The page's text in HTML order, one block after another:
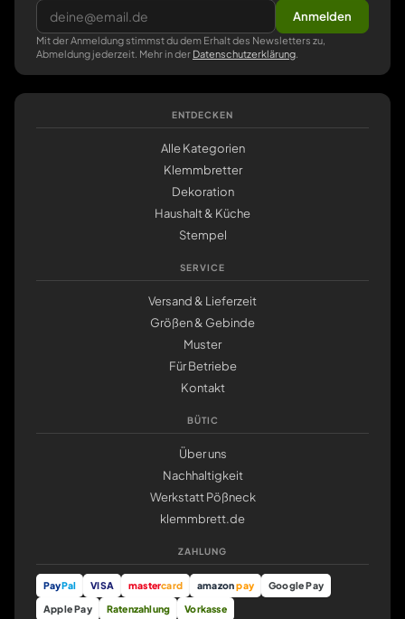
Anmelden
Mit der Anmeldung stimmst du dem Erhalt des Newsletters zu,
Abmeldung jederzeit. Mehr in der Datenschutzerklärung
ENTDECKEN
Alle Kategorien
Klemmbretter
Dekoration
Haushalt & Küche
Stempel
SERVICE
Versand & Lieferzeit
Größen & Gebinde
Muster
Für Betriebe
Kontakt
BÜTIC
Über uns
Nachhaltigkeit
Werkstatt Pößneck
klemmbrett.de
ZAHLUNG
PayPal VISA mastercard amazonpay
Google Pay
Apple Pay
Ratenzahlung Vorkasse